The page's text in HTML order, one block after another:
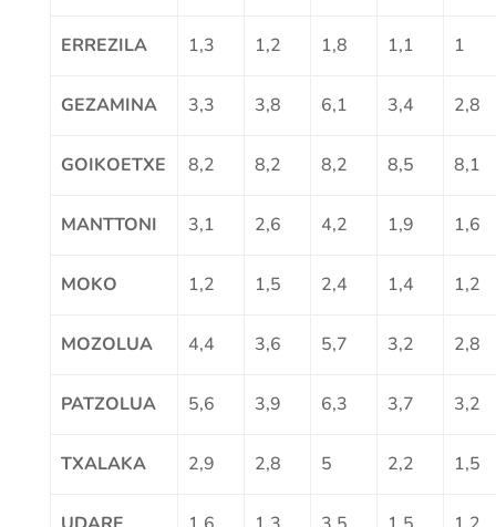
ERREZILA 1,3 1,2 1,8 1,1 1
GEZAMINA 3,3 3,8 6,1 3,4 2,8
GOIKOETXE 8,2 8,2 8,2 8,5 8,1
MANTTONI 3,1 2,6 4,2 1,9 1,6
MOKO 1,2 1,5 2,4 1,4 1,2
MOZOLUA 4,4 3,6 5,7 3,2 2,8
PATZOLUA 5,6 3,9 6,3 3,7 3,2
TXALAKA 2,9 2,8 5 2,2 1,5